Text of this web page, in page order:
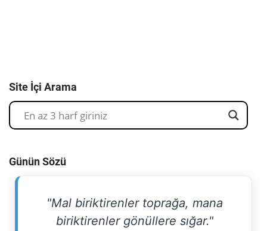
Site İçi Arama
Günün Sözü
"Mal biriktirenler toprağa, mana
biriktirenler gönüllere sığar."